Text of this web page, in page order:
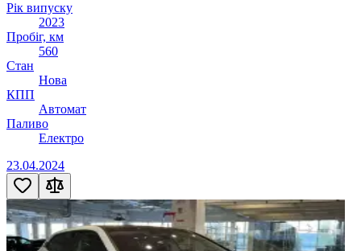
Рік випуску
2023
Пробіг, км
560
Стан
Нова
КПП
Автомат
Паливо
Електро
23.04.2024